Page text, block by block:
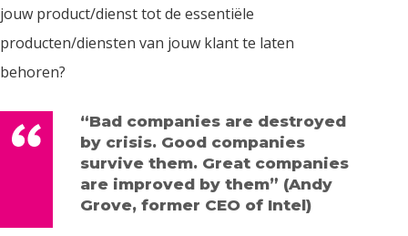
jouw product/dienst tot de essentiële
producten/diensten van jouw klant te laten
behoren?
“Bad companies are destroyed
by crisis. Good companies
survive them. Great companies
are improved by them” (Andy
Grove, former CEO of Intel)